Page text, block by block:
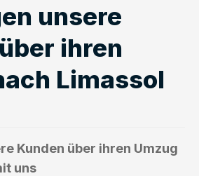
unsere
ihren
Limassol
Kunden über ihren Umzug
uns